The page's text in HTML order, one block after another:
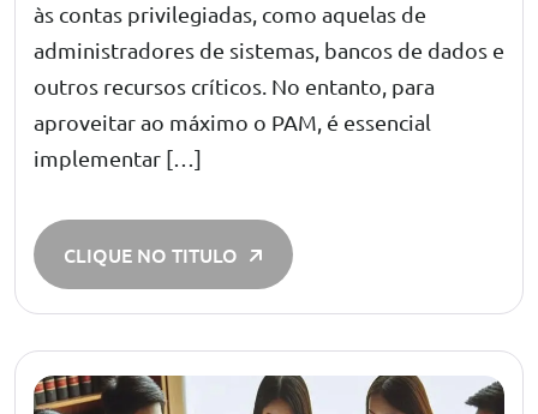
às contas privilegiadas, como aquelas de
administradores de sistemas, bancos de dados e
outros recursos críticos. No entanto, para
aproveitar ao máximo o PAM, é essencial
implementar […]
CLIQUE NO TITULO